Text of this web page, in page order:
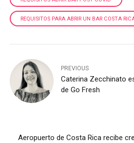
REQUISITOS PARA ABRIR UN BAR COSTA
PREVIOUS
Caterina Zecchinato
de Go Fresh
Aeropuerto de Costa Rica recibe